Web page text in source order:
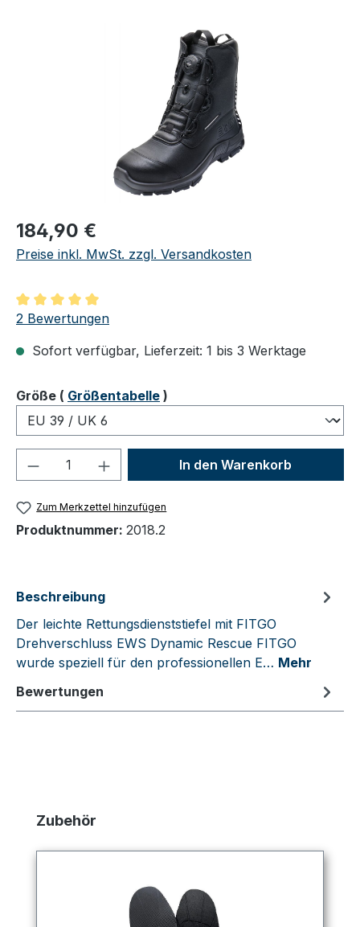
Regulärer Preis:
184,90 €
Preise inkl. MwSt. zzgl. Versandkosten
Durchschnittliche Bewertung von 5 von 5 Sternen
2 Bewertungen
Sofort verfügbar, Lieferzeit: 1 bis 3 Werktage
Größeauswählen
( Größentabelle )
Produkt Anzahl: Gib denIn den Warenkorb
Zum Merkzettel hinzufügen
Produktnummer: 2018.2
Beschreibung
Der leichte Rettungsdienststiefel mit FITGO
Drehverschluss EWS Dynamic Rescue FITGO
wurde speziell für den professionellen E… Mehr
Bewertungen
Produktgalerie überspringen
Zubehör